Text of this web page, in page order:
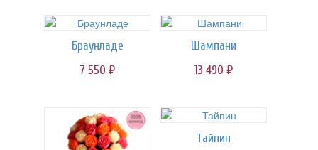
Браунладе
7 550 руб.
Шампани
13 490 руб.
Тайпин